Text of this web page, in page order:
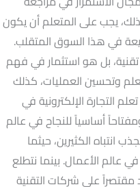
يجب على المتعلم أن يكون
في هذا السوق المتقلب.
تقنية، بل هو استثمار في فهم
وتحسين العمليات، كذلك
التجارة الإلكترونية في
ومفتاحاً أساسياً للنجاح في عالم
انتباه الكثيرين، حيثما
الأعمال. بينما نتطلع
مقتصراً على شركات التقنية